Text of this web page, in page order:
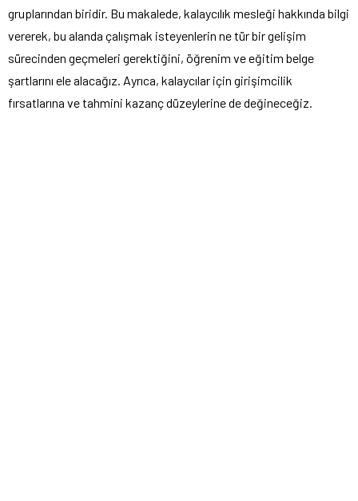
gruplarından biridir. Bu makalede, kalaycılık mesleği hakkında bilgi
vererek, bu alanda çalışmak isteyenlerin ne tür bir gelişim
sürecinden geçmeleri gerektiğini, öğrenim ve eğitim belge
şartlarını ele alacağız. Ayrıca, kalaycılar için girişimcilik
fırsatlarına ve tahmini kazanç düzeylerine de değineceğiz.